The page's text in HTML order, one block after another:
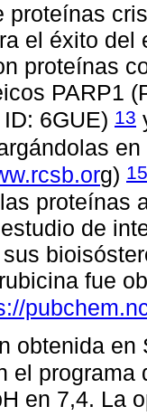
proteínas
el éxito del
proteínas
PARP1
6GUE) 13
g) 15
proteínas
de
fue
obtenida
el programa
en 7,4. La